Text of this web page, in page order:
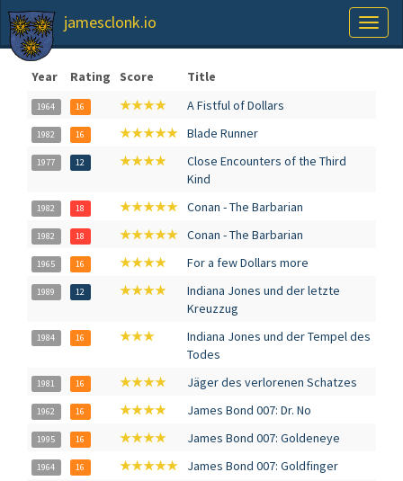
jamesclonk.io
Year Rating Score Title
1964 16 ★★★★ A Fistful of Dollars
1982 16 ★★★★★ Blade Runner
1977 12 ★★★★
Close Encounters of the Third
Kind
1982 18 ★★★★★ Conan - The Barbarian
1982 18 ★★★★★ Conan - The Barbarian
1965 16 ★★★★ For a few Dollars more
1989 12 ★★★★
Indiana Jones und der letzte
Kreuzzug
1984 16 ★★★
Indiana Jones und der Tempel des
Todes
1981 16 ★★★★ Jäger des verlorenen Schatzes
1962 16 ★★★★ James Bond 007: Dr. No
1995 16 ★★★★ James Bond 007: Goldeneye
1964 16 ★★★★★ James Bond 007: Goldfinger